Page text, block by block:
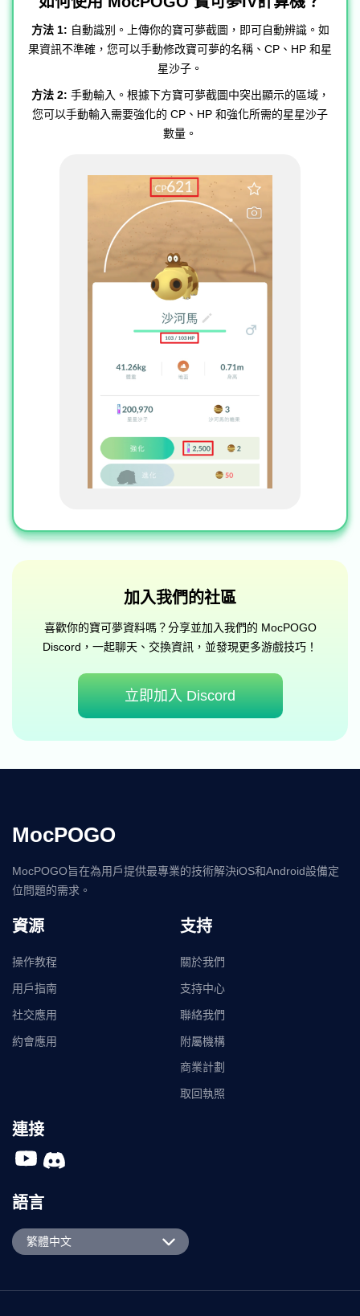
方法 1: 自動識別。上傳你的寶可夢截圖，即可自動辨識。如
果資訊不準確，您可以手動修改寶可夢的名稱、CP、HP 和星
星沙子。
方法 2: 手動輸入。根據下方寶可夢截圖中突出顯示的區域，
您可以手動輸入需要強化的 CP、HP 和強化所需的星星沙子
數量。
加入我們的社區
喜歡你的寶可夢資料嗎？分享並加入我們的 MocPOGO
Discord，一起聊天、交換資訊，並發現更多游戲技巧！
立即加入 Discord
MocPOGO
MocPOGO旨在為用戶提供最專業的技術解決iOS和Android設備定
位問題的需求。
資源
操作教程
用戶指南
社交應用
約會應用
支持
關於我們
支持中心
聯絡我們
附屬機構
商業計劃
取回執照
連接
語言
繁體中文
Português